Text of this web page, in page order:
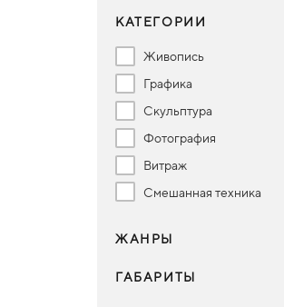
КАТЕГОРИИ
Живопись
Графика
Скульптура
Фотография
Витраж
Смешанная техника
ЖАНРЫ
ГАБАРИТЫ